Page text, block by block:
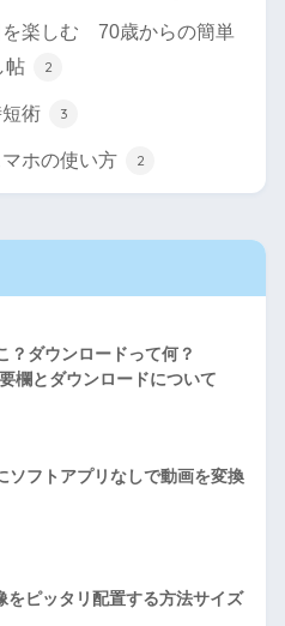
を楽しむ 70歳からの簡単
帖
2
術 3
ホの使い方 2
？ダウンロードって何？
欄とダウンロードについて
ソフトアプリなしで動画を変換
をピッタリ配置する方法サイズ